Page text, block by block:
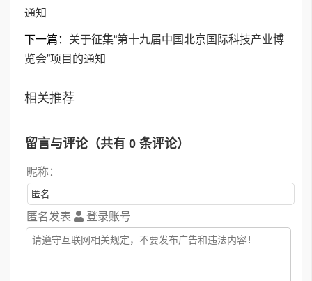
通知
下一篇： 关于征集“第十九届中国北京国际科技产业博
览会”项目的通知
相关推荐
留言与评论（共有 0 条评论）
昵称：
匿名发表 登录账号